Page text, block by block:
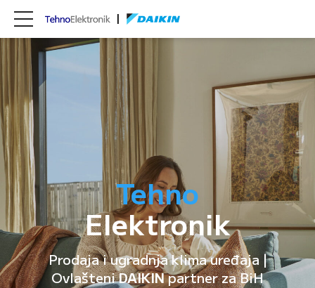
Tehno
Elektronik
Prodaja i ugradnja klima uređaja |
OvlašteniDAIKINpartner za BiH